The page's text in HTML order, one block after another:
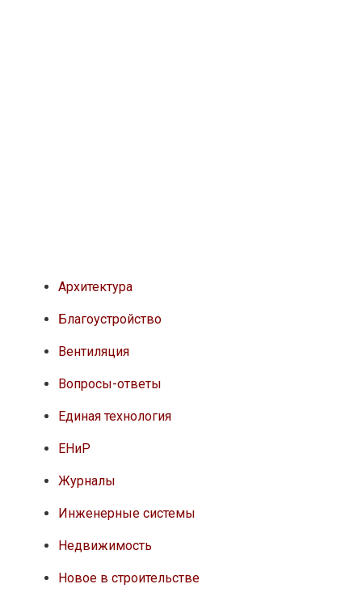
Архитектура
Благоустройство
Вентиляция
Вопросы-ответы
Единая технология
ЕНиР
Журналы
Инженерные системы
Недвижимость
Новое в строительстве